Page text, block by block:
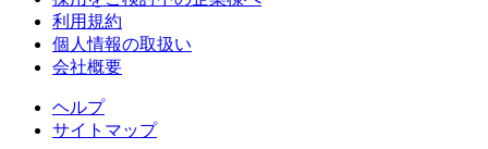
利用規約
個人情報の取扱い
会社概要
ヘルプ
サイトマップ